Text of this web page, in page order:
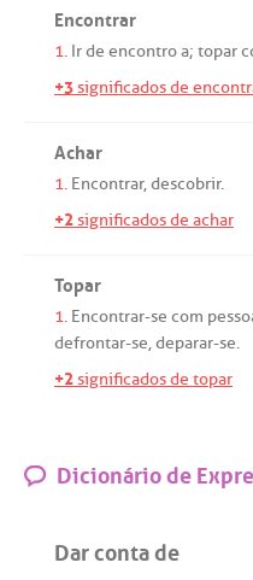
Encontrar
1. Irde encontroa; topar
+3significados de
Achar
1. Encontrar,descobrir.
+2significados de achar
Topar
1. Encontrar-se com
defrontar-se,deparar-se.
+2significados de topar
Dicionário de
Dar conta de